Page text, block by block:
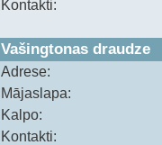
Kontakti:
Vašingtonas draudze
Adrese:
Mājaslapa:
Kalpo:
Kontakti: